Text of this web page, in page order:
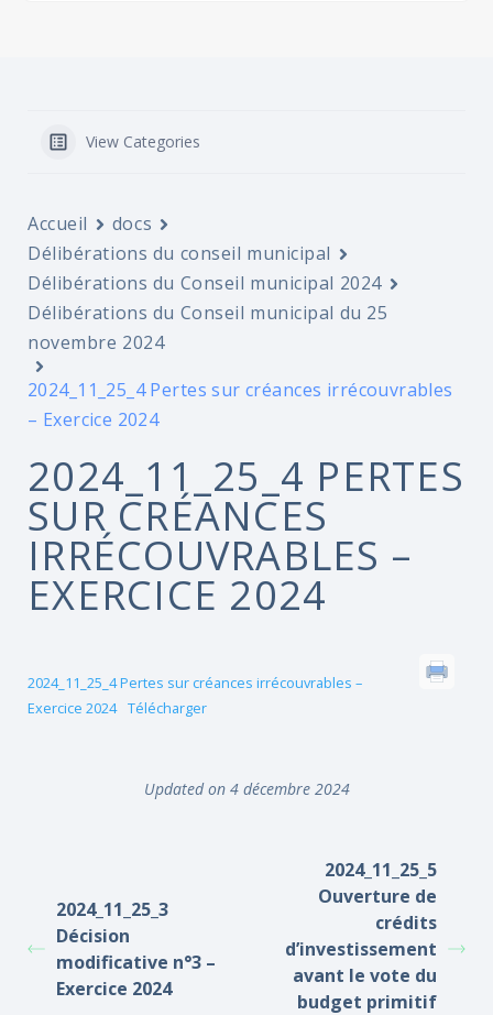
View Categories
Accueil
docs
Délibérations du conseil municipal
Délibérations du Conseil municipal 2024
Délibérations du Conseil municipal du 25
novembre 2024
2024_11_25_4 Pertes sur créances irrécouvrables
– Exercice 2024
2024_11_25_4 PERTES
SUR CRÉANCES
IRRÉCOUVRABLES –
EXERCICE 2024
2024_11_25_4 Pertes sur créances irrécouvrables –
Exercice 2024 Télécharger
Updated on 4 décembre 2024
2024_11_25_3
Décision
modificative n°3 –
Exercice 2024
2024_11_25_5
Ouverture de
crédits
d’investissement
avant le vote du
budget primitif